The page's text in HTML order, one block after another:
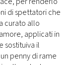
di spettatori che
curato allo
applicati in
sostituiva il
penny di rame